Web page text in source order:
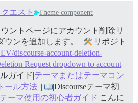
エスト Theme component
ントページにアカウント削除リ
ウンを追加します。 |
|リポジト
discourse-account-deletion-
Request dropdown to account
ガイド|テーマまたはテーマコン
ール方法| |
|Discourseテーマ初
テーマ使用の初心者ガイド こんに